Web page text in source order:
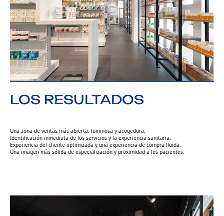
LOS RESULTADOS
Una zona de ventas más abierta, luminosa y acogedora.
Identificación inmediata de los servicios y la experiencia sanitaria.
Experiencia del cliente optimizada y una experiencia de compra fluida.
Una imagen más sólida de especialización y proximidad a los pacientes.